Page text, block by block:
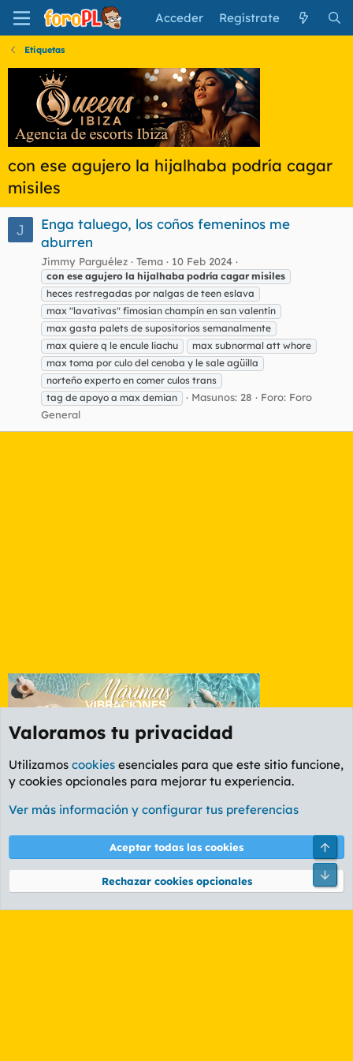
Acceder Regístrate
Etiquetas
con ese agujero la hijalhaba podría cagar
misiles
J
Enga taluego, los coños femeninos me
aburren
Jimmy Parguélez Tema 10 Feb 2024
con ese agujero la hijalhaba podría cagar misiles
heces restregadas por nalgas de teen eslava
max "lavativas" fimosian champín en san valentín
max gasta palets de supositorios semanalmente
max quiere q le encule liachu
max subnormal att whore
max toma por culo del cenoba y le sale agüilla
norteño experto en comer culos trans
tag de apoyo a max demian
Masunos: 28 Foro: Foro
General
Etiquetas
Cookies
PL OLDSTYLE AMARILLO
Términos y reglas Política de privacidad Ayuda
Community platform by XenForo® © 2010-2026 XenForo Ltd.
Valoramos tu privacidad
Utilizamos cookies esenciales para que este sitio funcione,
y cookies opcionales para mejorar tu experiencia.
Ver más información y configurar tus preferencias
Aceptar todas las cookies
Rechazar cookies opcionales
Pie